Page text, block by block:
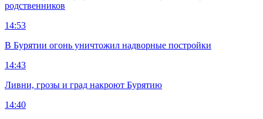
родственников
14:53
В Бурятии огонь уничтожил надворные постройки
14:43
Ливни, грозы и град накроют Бурятию
14:40